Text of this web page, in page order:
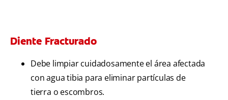
Diente Fracturado
Debe limpiar cuidadosamente el área afectada
con agua tibia para eliminar partículas de
tierra o escombros.